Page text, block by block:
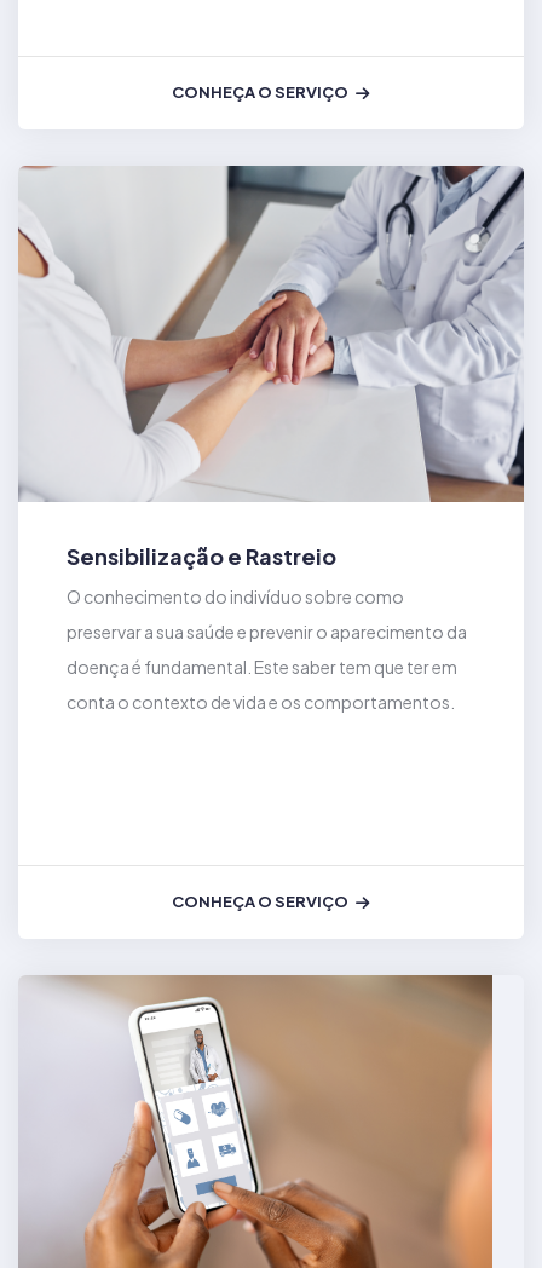
CONHEÇA O SERVIÇO
Sensibilização e Rastreio
O conhecimento do indivíduo sobre como
preservar a sua saúde e prevenir o aparecimento da
doença é fundamental. Este saber tem que ter em
conta o contexto de vida e os comportamentos.
CONHEÇA O SERVIÇO